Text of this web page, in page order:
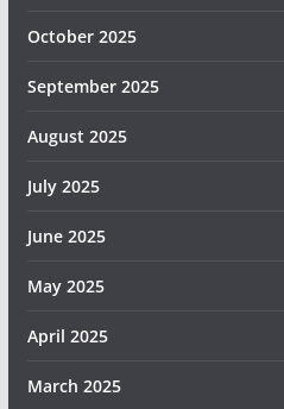
October 2025
September 2025
August 2025
July 2025
June 2025
May 2025
April 2025
March 2025